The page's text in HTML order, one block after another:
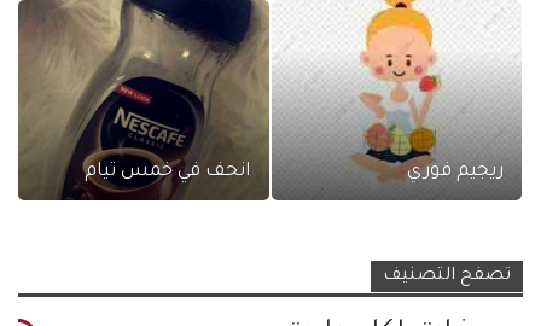
ريجيم فوري انحف في خمس تيام
تصفح التصنيف